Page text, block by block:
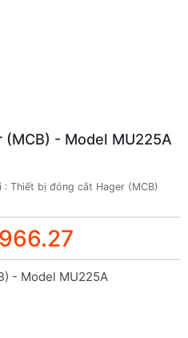
- Model MU225A
: Thiết bị đóng cắt Hager (MCB)
- Model MU225A